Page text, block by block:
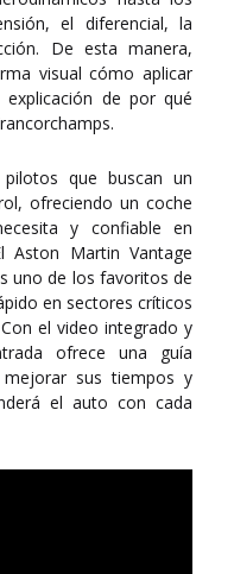
el diferencial, la
De esta manera,
visual cómo aplicar
de por qué
que buscan un
ofreciendo un coche
y confiable en
Aston Martin Vantage
uno de los favoritos de
en sectores críticos
el video integrado y
ofrece una guía
sus tiempos y
el auto con cada